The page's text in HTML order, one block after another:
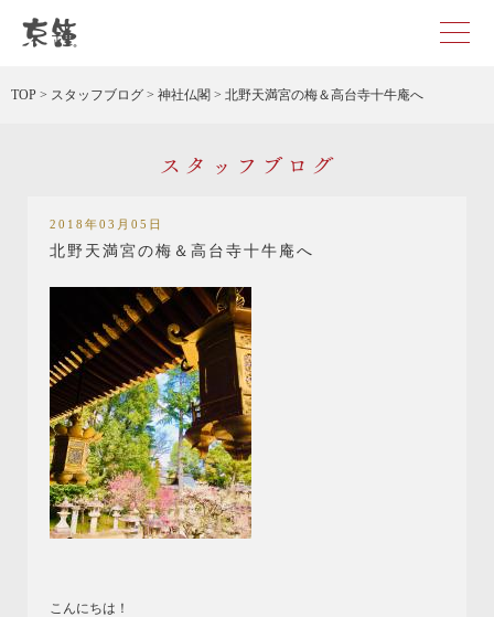
TOP > スタッフブログ > 神社仏閣 > 北野天満宮の梅＆高台寺十牛庵へ
スタッフブログ
2018年03月05日
北野天満宮の梅＆高台寺十牛庵へ
こんにちは！